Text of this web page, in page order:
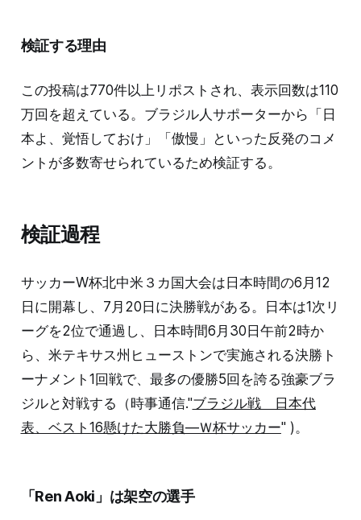
検証する理由
この投稿は770件以上リポストされ、表示回数は110
万回を超えている。ブラジル人サポーターから「日
本よ、覚悟しておけ」「傲慢」といった反発のコメ
ントが多数寄せられているため検証する。
検証過程
サッカーW杯北中米３カ国大会は日本時間の6月12
日に開幕し、7月20日に決勝戦がある。日本は1次リ
ーグを2位で通過し、日本時間6月30日午前2時か
ら、米テキサス州ヒューストンで実施される決勝ト
ーナメント1回戦で、最多の優勝5回を誇る強豪ブラ
ジルと対戦する（時事通信."ブラジル戦 日本代
表、ベスト16懸けた大勝負―Ｗ杯サッカー" )。
「Ren Aoki」は架空の選手